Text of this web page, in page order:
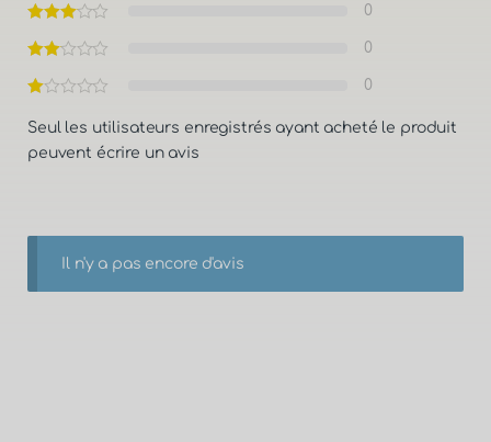
0
0
0
Seul les utilisateurs enregistrés ayant acheté le produit
peuvent écrire un avis
Il n'y a pas encore d'avis